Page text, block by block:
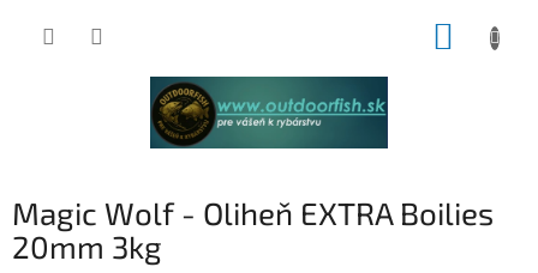
Magic Wolf - Oliheň EXTRA Boilies
20mm 3kg